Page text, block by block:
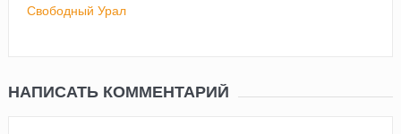
Свободный Урал
НАПИСАТЬ КОММЕНТАРИЙ